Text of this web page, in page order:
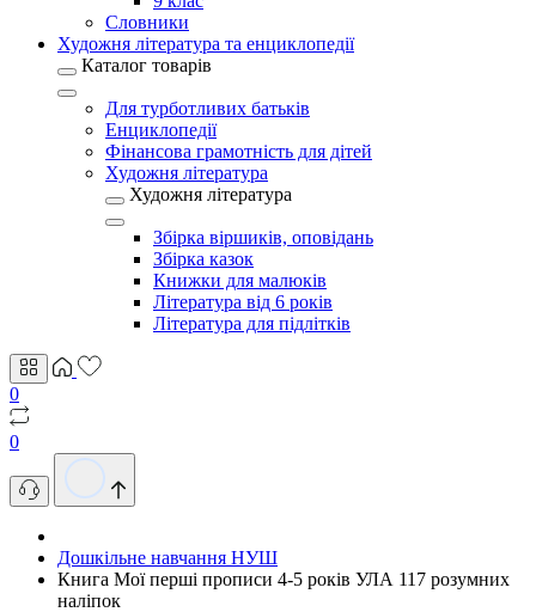
Словники
Художня література та енциклопедії
Каталог товарів
Для турботливих батьків
Енциклопедії
Фінансова грамотність для дітей
Художня література
Художня література
Збірка віршиків, оповідань
Збірка казок
Книжки для малюків
Література від 6 років
Література для підлітків
0
0
Дошкільне навчання НУШ
Книга Мої перші прописи 4-5 років УЛА 117 розумних
наліпок